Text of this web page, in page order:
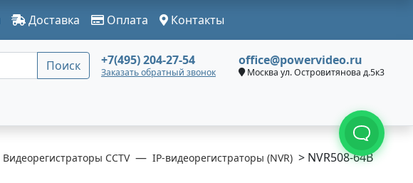
Доставка Оплата Контакты
Поиск +7(495) 204-27-54
Заказать обратный звонок
office@powervideo.ru
Москва ул. Островитянова д.5к3
Видеорегистраторы CCTV IP-видеорегистраторы (NVR) > NVR508-64B